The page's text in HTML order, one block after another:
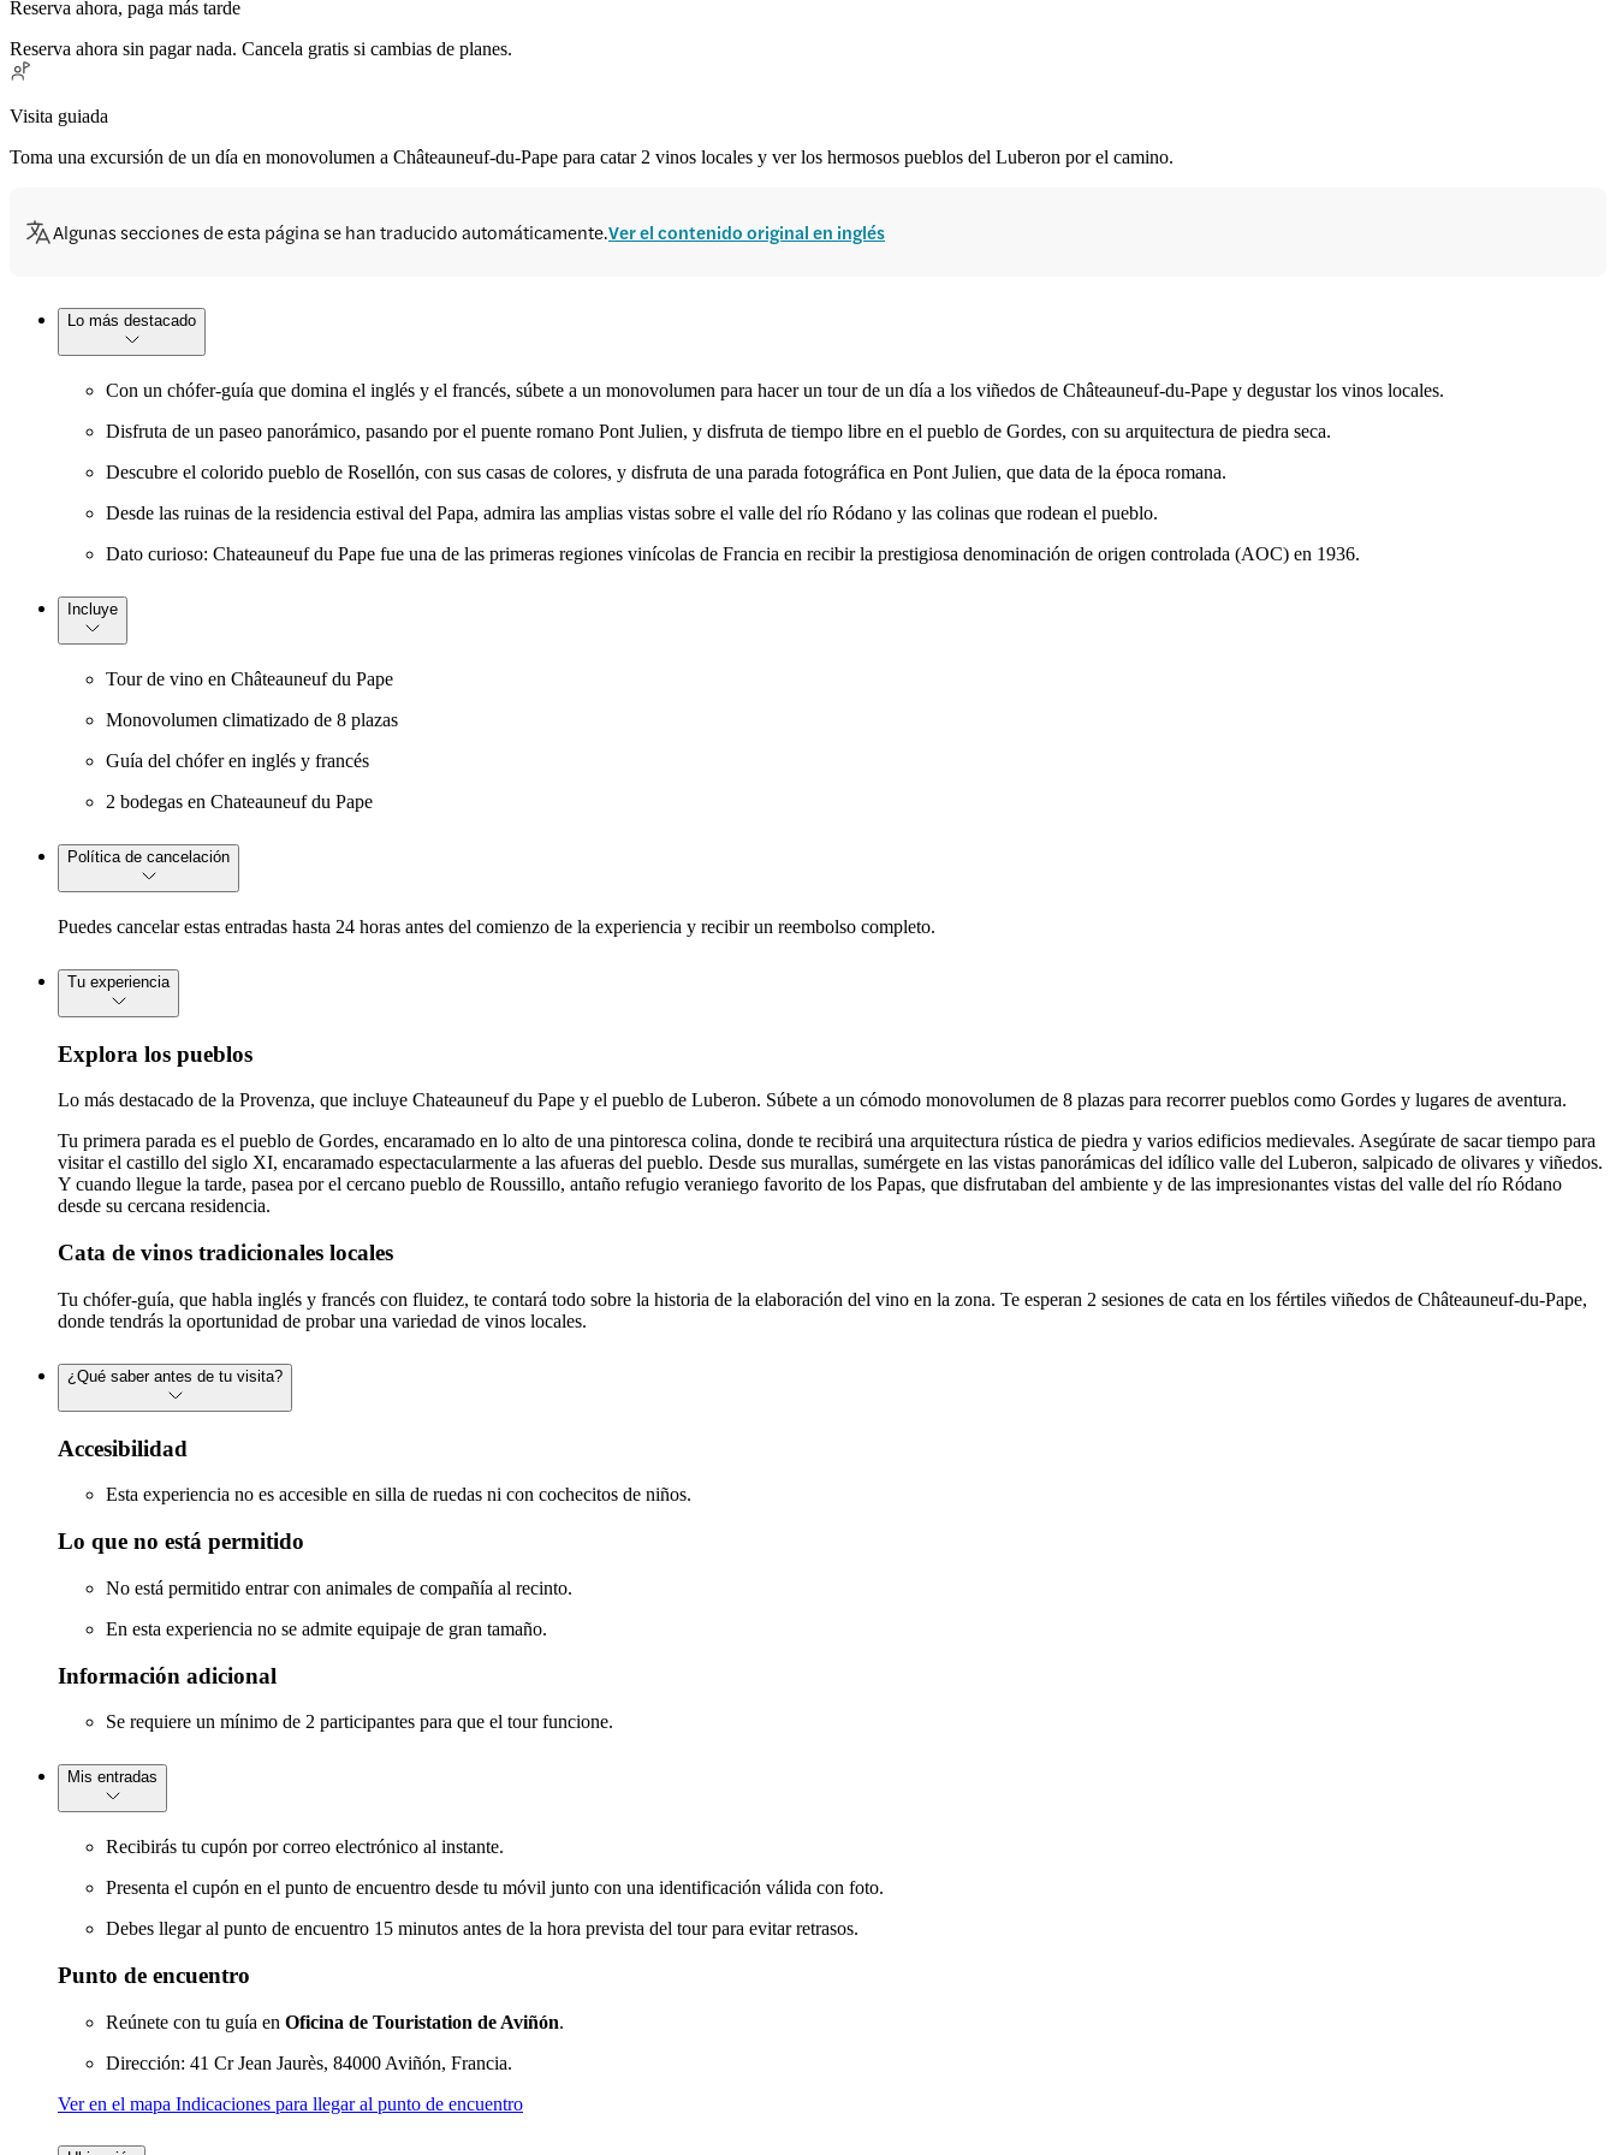
Reserva ahora, paga más tarde
Reserva ahora sin pagar nada. Cancela gratis si cambias de planes.
Visita guiada
Toma una excursión de un día en monovolumen a Châteauneuf-du-Pape para catar 2 vinos locales y ver los hermosos pueblos del Luberon por el camino.
Algunas secciones de esta página se han traducido automáticamente.Ver el contenido original en inglés
Lo más destacado
Con un chófer-guía que domina el inglés y el francés, súbete a un monovolumen para hacer un tour de un día a los viñedos de Châteauneuf-du-Pape y degustar los vinos locales.
Disfruta de un paseo panorámico, pasando por el puente romano Pont Julien, y disfruta de tiempo libre en el pueblo de Gordes, con su arquitectura de piedra seca.
Descubre el colorido pueblo de Rosellón, con sus casas de colores, y disfruta de una parada fotográfica en Pont Julien, que data de la época romana.
Desde las ruinas de la residencia estival del Papa, admira las amplias vistas sobre el valle del río Ródano y las colinas que rodean el pueblo.
Dato curioso: Chateauneuf du Pape fue una de las primeras regiones vinícolas de Francia en recibir la prestigiosa denominación de origen controlada (AOC) en 1936.
Incluye
Tour de vino en Châteauneuf du Pape
Monovolumen climatizado de 8 plazas
Guía del chófer en inglés y francés
2 bodegas en Chateauneuf du Pape
Política de cancelación
Puedes cancelar estas entradas hasta 24 horas antes del comienzo de la experiencia y recibir un reembolso completo.
Tu experiencia
Explora los pueblos
Lo más destacado de la Provenza, que incluye Chateauneuf du Pape y el pueblo de Luberon. Súbete a un cómodo monovolumen de 8 plazas para recorrer pueblos como Gordes y lugares de aventura.
Tu primera parada es el pueblo de Gordes, encaramado en lo alto de una pintoresca colina, donde te recibirá una arquitectura rústica de piedra y varios edificios medievales. Asegúrate de sacar tiempo para
visitar el castillo del siglo XI, encaramado espectacularmente a las afueras del pueblo. Desde sus murallas, sumérgete en las vistas panorámicas del idílico valle del Luberon, salpicado de olivares y viñedos.
Y cuando llegue la tarde, pasea por el cercano pueblo de Roussillo, antaño refugio veraniego favorito de los Papas, que disfrutaban del ambiente y de las impresionantes vistas del valle del río Ródano
desde su cercana residencia.
Cata de vinos tradicionales locales
Tu chófer-guía, que habla inglés y francés con fluidez, te contará todo sobre la historia de la elaboración del vino en la zona. Te esperan 2 sesiones de cata en los fértiles viñedos de Châteauneuf-du-Pape,
donde tendrás la oportunidad de probar una variedad de vinos locales.
¿Qué saber antes de tu visita?
Accesibilidad
Esta experiencia no es accesible en silla de ruedas ni con cochecitos de niños.
Lo que no está permitido
No está permitido entrar con animales de compañía al recinto.
En esta experiencia no se admite equipaje de gran tamaño.
Información adicional
Se requiere un mínimo de 2 participantes para que el tour funcione.
Mis entradas
Recibirás tu cupón por correo electrónico al instante.
Presenta el cupón en el punto de encuentro desde tu móvil junto con una identificación válida con foto.
Debes llegar al punto de encuentro 15 minutos antes de la hora prevista del tour para evitar retrasos.
Punto de encuentro
Reúnete con tu guía en Oficina de Touristation de Aviñón.
Dirección: 41 Cr Jean Jaurès, 84000 Aviñón, Francia.
Ver en el mapa Indicaciones para llegar al punto de encuentro